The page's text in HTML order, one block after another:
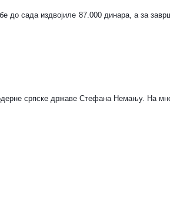
до сада издвојиле 87.000 динара, а за
српске државе Стефана Немању. На